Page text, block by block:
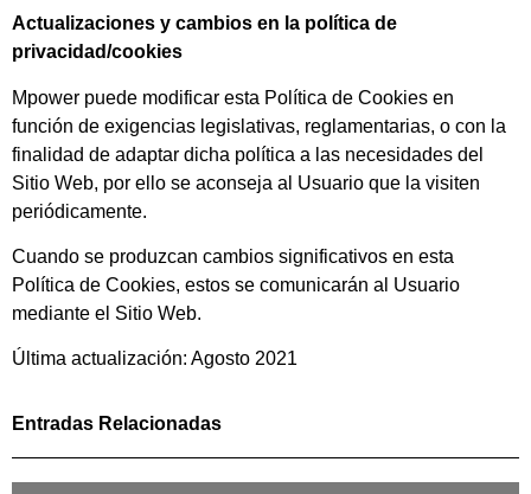
Actualizaciones y cambios en la política de
privacidad/cookies
Mpower puede modificar esta Política de Cookies en
función de exigencias legislativas, reglamentarias, o con la
finalidad de adaptar dicha política a las necesidades del
Sitio Web, por ello se aconseja al Usuario que la visiten
periódicamente.
Cuando se produzcan cambios significativos en esta
Política de Cookies, estos se comunicarán al Usuario
mediante el Sitio Web.
Última actualización: Agosto 2021
Entradas Relacionadas